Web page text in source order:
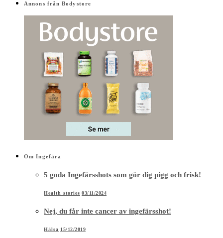
Annons från Bodystore
Om Ingefära
5 goda Ingefärsshots som gör dig pigg och frisk!
Health stories 03/11/2024
Nej, du får inte cancer av ingefärsshot!
Hälsa 15/12/2019